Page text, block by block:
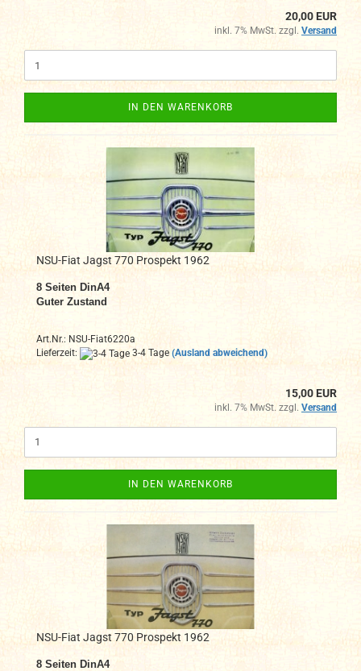
20,00 EUR
inkl. 7% MwSt. zzgl. Versand
IN DEN WARENKORB
NSU-Fiat Jagst 770 Prospekt 1962
8 Seiten DinA4
Guter Zustand
Art.Nr.: NSU-Fiat6220a
Lieferzeit:
3-4 Tage (Ausland abweichend)
15,00 EUR
inkl. 7% MwSt. zzgl. Versand
IN DEN WARENKORB
NSU-Fiat Jagst 770 Prospekt 1962
8 Seiten DinA4